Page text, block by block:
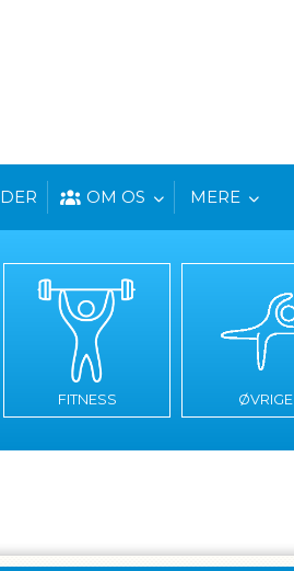
OM OS MERE
FITNESS ØVRIGE